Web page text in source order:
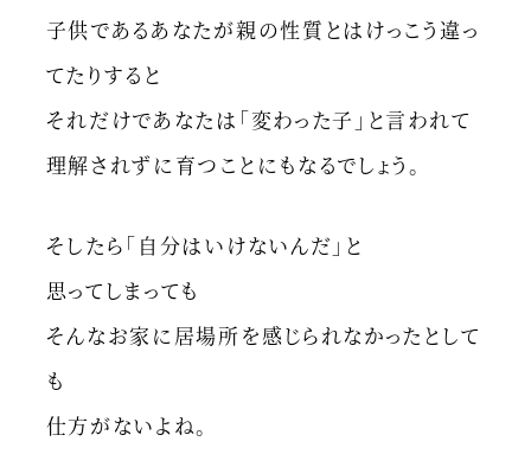
子供であるあなたが親の性質とはけっこう違っ
てたりすると
それだけであなたは「変わった子」と言われて
理解されずに育つことにもなるでしょう。
そしたら「自分はいけないんだ」と
思ってしまっても
そんなお家に居場所を感じられなかったとして
も
仕方がないよね。